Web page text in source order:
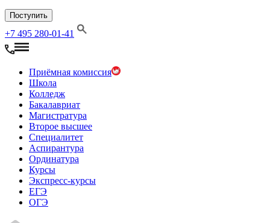
Поступить
+7 495 280-01-41
Приёмная комиссия
Школа
Колледж
Бакалавриат
Магистратура
Второе высшее
Специалитет
Аспирантура
Ординатура
Курсы
Экспресс-курсы
ЕГЭ
ОГЭ